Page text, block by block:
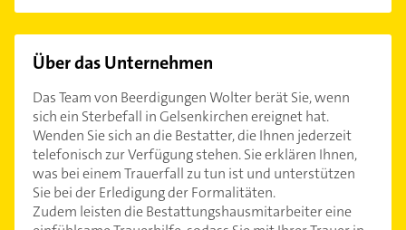
Über das Unternehmen
Das Team von Beerdigungen Wolter berät Sie, wenn
sich ein Sterbefall in Gelsenkirchen ereignet hat.
Wenden Sie sich an die Bestatter, die Ihnen jederzeit
telefonisch zur Verfügung stehen. Sie erklären Ihnen,
was bei einem Trauerfall zu tun ist und unterstützen
Sie bei der Erledigung der Formalitäten.
Zudem leisten die Bestattungshausmitarbeiter eine